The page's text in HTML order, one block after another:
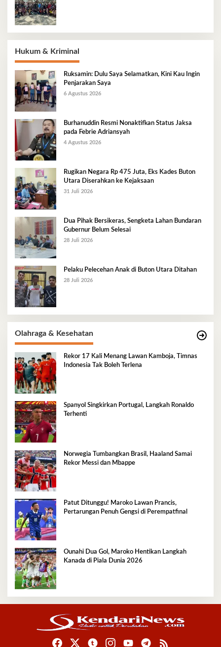
Hukum & Kriminal
Ruksamin: Dulu Saya Selamatkan, Kini Kau Ingin
Penjarakan Saya
6 Agustus 2026
Burhanuddin Resmi Nonaktifkan Status Jaksa
pada Febrie Adriansyah
4 Agustus 2026
Rugikan Negara Rp 475 Juta, Eks Kades Buton
Utara Diserahkan ke Kejaksaan
31 Juli 2026
Dua Pihak Bersikeras, Sengketa Lahan Bundaran
Gubernur Belum Selesai
28 Juli 2026
Pelaku Pelecehan Anak di Buton Utara Ditahan
28 Juli 2026
Olahraga & Kesehatan
Rekor 17 Kali Menang Lawan Kamboja, Timnas
Indonesia Tak Boleh Terlena
Spanyol Singkirkan Portugal, Langkah Ronaldo
Terhenti
Norwegia Tumbangkan Brasil, Haaland Samai
Rekor Messi dan Mbappe
Patut Ditunggu! Maroko Lawan Prancis,
Pertarungan Penuh Gengsi di Perempatfinal
Ounahi Dua Gol, Maroko Hentikan Langkah
Kanada di Piala Dunia 2026